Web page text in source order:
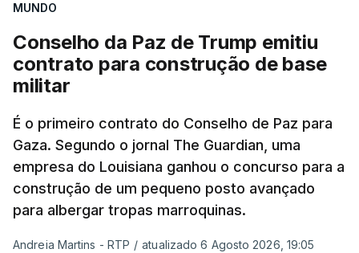
MUNDO
Conselho da Paz de Trump emitiu
contrato para construção de base
militar
É o primeiro contrato do Conselho de Paz para
Gaza. Segundo o jornal The Guardian, uma
empresa do Louisiana ganhou o concurso para a
construção de um pequeno posto avançado
para albergar tropas marroquinas.
Andreia Martins - RTP / atualizado 6 Agosto 2026, 19:05